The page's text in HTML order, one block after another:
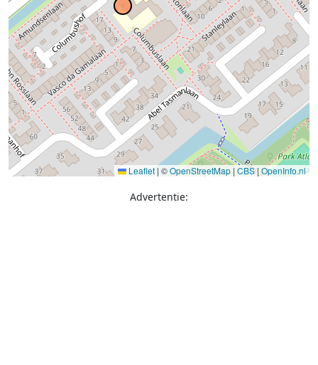
Leaflet | ©OpenStreetMap | CBS| OpenInfo.nl
Advertentie: